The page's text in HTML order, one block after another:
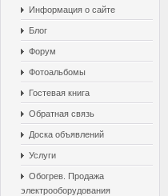
Информация о сайте
Блог
Форум
Фотоальбомы
Гостевая книга
Обратная связь
Доска объявлений
Услуги
Обогрев. Продажа
электрооборудования